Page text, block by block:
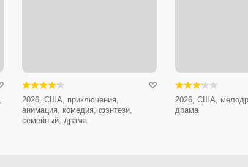
2026, США, приключения,
анимация, комедия, фэнтези,
семейный, драма
2026, США,
драма